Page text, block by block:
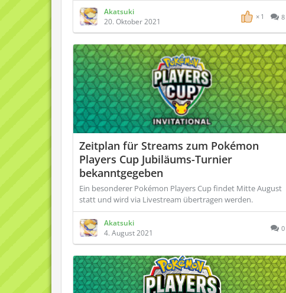
Akatsuki
20. Oktober 2021
1 8
Zeitplan für Streams zum Pokémon
Players Cup Jubiläums-Turnier
bekanntgegeben
Ein besonderer Pokémon Players Cup findet Mitte August
statt und wird via Livestream übertragen werden.
Akatsuki
4. August 2021
0